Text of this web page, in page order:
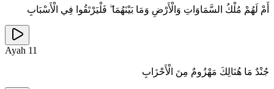
أَمْ لَهُمْ مُلْكُ السَّمَاوَاتِ وَالْأَرْضِ وَمَا بَيْنَهُمَا ۖ فَلْيَرْتَقُوا فِي الْأَسْبَابِ
Ayah 11
جُنْدٌ مَا هُنَالِكَ مَهْزُومٌ مِنَ الْأَحْزَابِ